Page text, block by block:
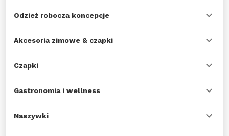
Odzież robocza koncepcje
Akcesoria zimowe & czapki
Czapki
Gastronomia i wellness
Naszywki